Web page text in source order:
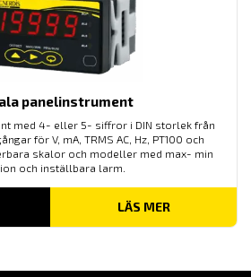
panelinstrument
med 4- eller 5- siffror i DIN storlek från
för V, mA, TRMS AC, Hz, PT100 och
skalor och modeller med max- min
och inställbara larm.
LÄS MER